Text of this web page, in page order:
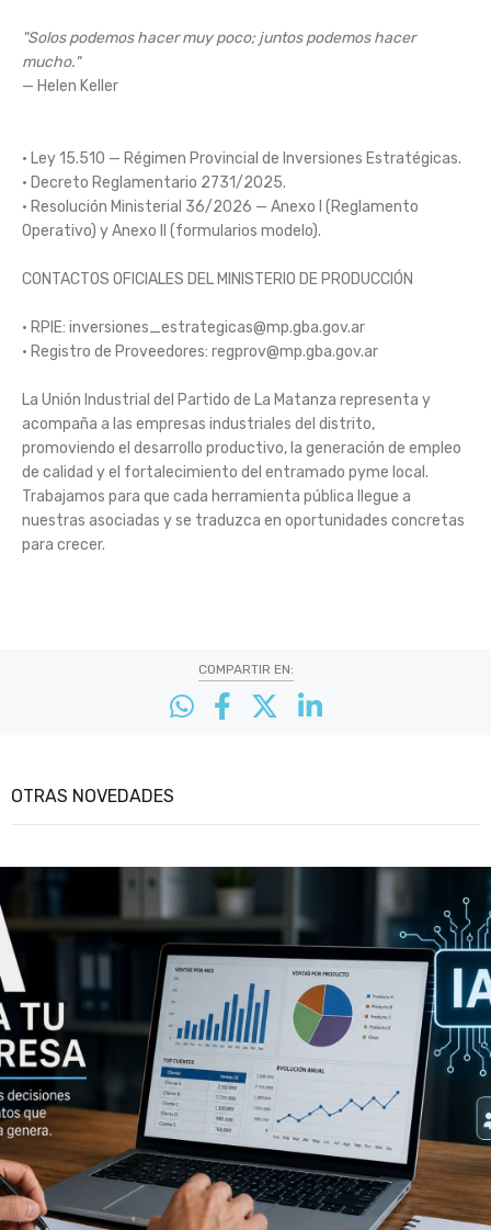
"Solos podemos hacer muy poco; juntos podemos hacer
mucho."
— Helen Keller
• Ley 15.510 — Régimen Provincial de Inversiones Estratégicas.
• Decreto Reglamentario 2731/2025.
• Resolución Ministerial 36/2026 — Anexo I (Reglamento
Operativo) y Anexo II (formularios modelo).
CONTACTOS OFICIALES DEL MINISTERIO DE PRODUCCIÓN
• RPIE: inversiones_estrategicas@mp.gba.gov.ar
• Registro de Proveedores: regprov@mp.gba.gov.ar
La Unión Industrial del Partido de La Matanza representa y
acompaña a las empresas industriales del distrito,
promoviendo el desarrollo productivo, la generación de empleo
de calidad y el fortalecimiento del entramado pyme local.
Trabajamos para que cada herramienta pública llegue a
nuestras asociadas y se traduzca en oportunidades concretas
para crecer.
COMPARTIR EN:
OTRAS NOVEDADES